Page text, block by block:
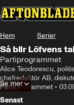
Hem Serier
Så blir Löfvens tal
Partiprogrammet
Alice Teodorescu,
chefredaktör AB,
i Almedalen blir
Partiprogrammet •
Se mer
Senast